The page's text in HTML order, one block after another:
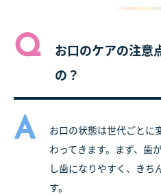
Q
お口のケアの注意
の？
A
お口の状態は世代ごとに
わってきます。まず、歯
し歯になりやすく、きち
す。